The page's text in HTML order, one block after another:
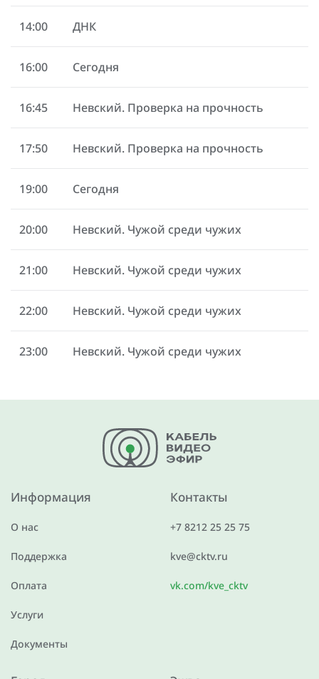
14:00 ДНК
16:00 Сегодня
16:45 Невский. Проверка на прочность
17:50 Невский. Проверка на прочность
19:00 Сегодня
20:00 Невский. Чужой среди чужих
21:00 Невский. Чужой среди чужих
22:00 Невский. Чужой среди чужих
23:00 Невский. Чужой среди чужих
Информация
О нас
Поддержка
Оплата
Услуги
Документы
Контакты
+7 8212 25 25 75
kve@cktv.ru
vk.com/kve_cktv